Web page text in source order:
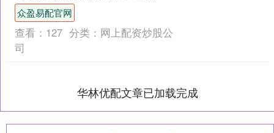
件等领域开展合作。 举报 第一财经广告
合作，请点击这里此内....
众盈易配官网
查看： 127 分类： 网上配资炒股公
司
华林优配文章已加载完成